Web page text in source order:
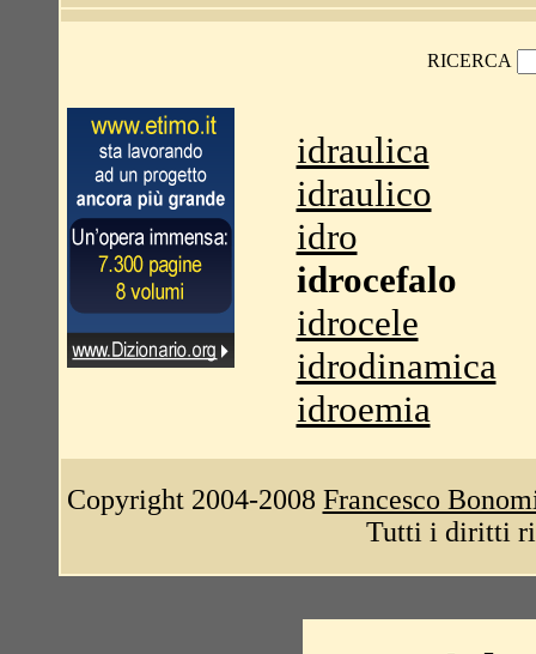
RICERCA
idraulica
idraulico
idro
idrocefalo
idrocele
idrodinamica
idroemia
Copyright 2004-2008 Francesco
Tutti i diritti